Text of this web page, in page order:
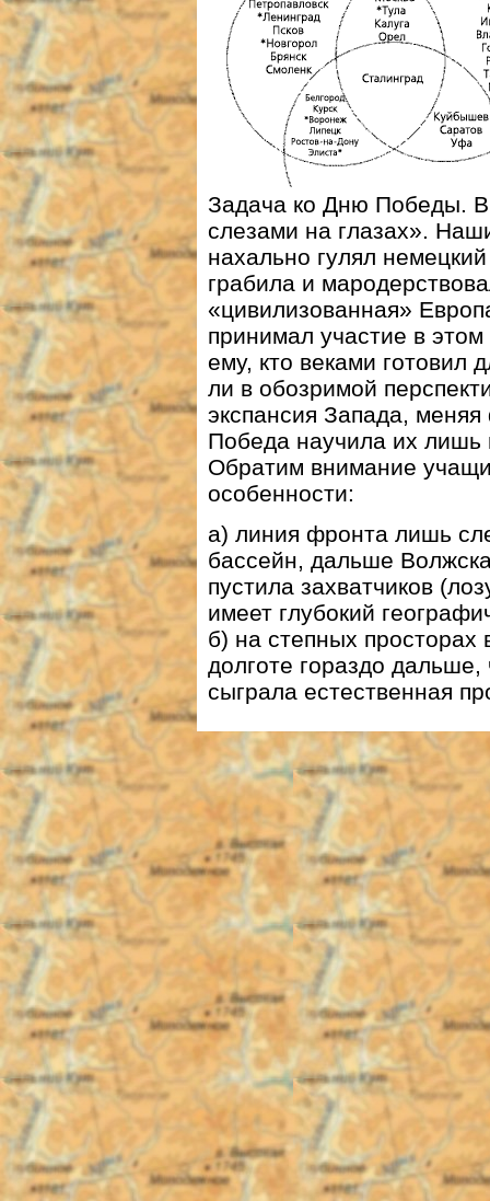
Задача ко Дню Победы.
слезами на глазах».
нахально гулял
грабила и
«цивилизованная»
принимал участие в этом
ему, кто веками готовил
ли в обозримой
экспансия Запада,
Победа научила их лишь
Обратим внимание
особенности:
а) линия фронта лишь
бассейн, дальше
пустила захватчиков
имеет глубокий
б) на степных
долготе гораздо
сыграла естественная